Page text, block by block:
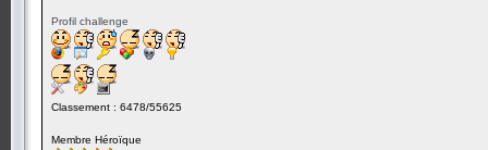
Profil challenge
Classement : 6478/55625
Membre Héroïque